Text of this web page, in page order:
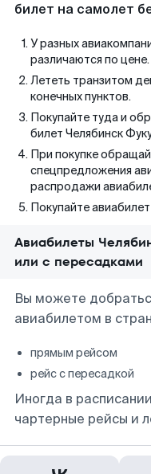
билет на самолет
У разных
различаются по цене.
Лететь транзитом
конечных пунктов.
Покупайте туда и
билет Челябинск
При покупке
спецпредложения
распродажи
Покупайте
Авиабилеты
или с пересадками
Вы можете
авиабилетом в
прямым рейсом
рейс с пересадкой
Иногда в
чартерные рейсы и